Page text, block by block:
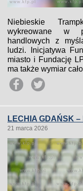
Niebieskie
wykreowane w
handlowych z
ludzi. Inicjatywa
miasto i Fundację
ma także wymiar
LECHIA GDAŃSK
21 marca 2026